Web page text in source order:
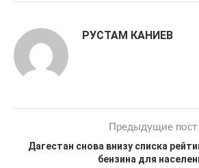
РУСТАМ КАНИЕВ
Предыдущие пост
Дагестан снова внизу списка
бензина для